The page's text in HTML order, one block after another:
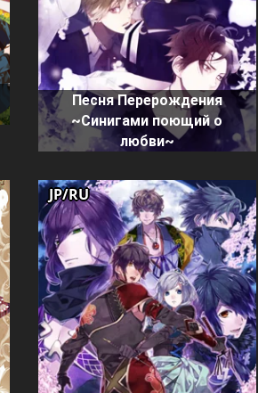
Песня Перерождения
~Синигами поющий о
любви~
JP/RU